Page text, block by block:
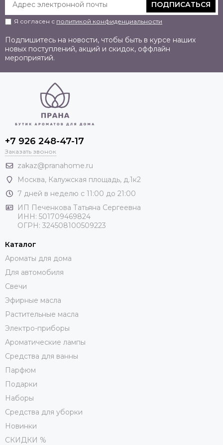
ПОДПИСАТЬСЯ
Я согласен с политикой конфиденциальности
Подпишитесь на новости, чтобы быть в курсе наших
новых поступлений, акций и скидок, оффлайн
мероприятий.
+7 926 248-47-17
Заказать звонок
zakaz@pranahome.ru
Москва, Калужская площадь, д.1к2
7 дней в неделю с 11:00 до 21:00
ИП Печенкова Татьяна Сергеевна
ИНН: 501709469824
ОГРН: 324508100509223
Каталог
Ароматы для дома
Для автомобиля
Свечи
Эфирные масла
Растительные масла
Электро-приборы
Ароматические лампы
Средства для ванны
Парфюм
Подарки
Наборы
Средства для уборки
Новинки
СКИДКИ %